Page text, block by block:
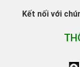
Kết nối với